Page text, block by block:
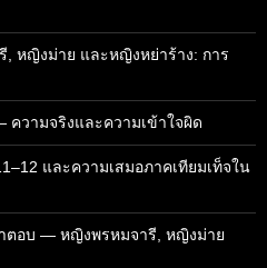
หญิงม่าย และหญิงหย่าร้าง: การ
วามจริงและความเข้าใจผิด
และความเสมอภาคเทียมเท็จใน
ตอบ — หญิงพรหมจารี, หญิงม่าย